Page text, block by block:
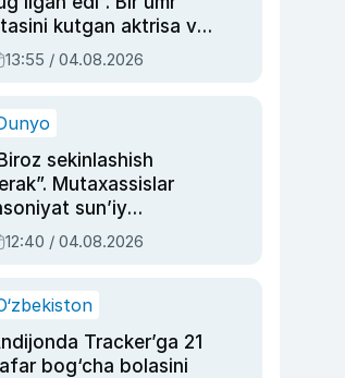
kutgan aktrisa va
ustasi Rimma
13:55 / 04.08.2026
sekinlashish
Mutaxassislar
sun’iy
boshqara
qolishidan xavotir
12:40 / 04.08.2026
Tracker’ga 21
bog‘cha bolasini